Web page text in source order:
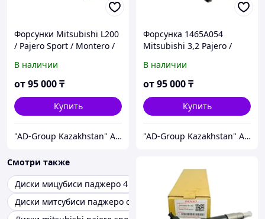
Форсунки Mitsubishi L200
/ Pajero Sport / Montero /
(оригинал/дубликат)
В наличии
от95 000₸
Купить
"AD-Group Kazakhstan" Автомобильные топливные системы. ТНВД, форсунки, бензонасосы, датчики, прочее.
Форсунка 1465A054
Mitsubishi 3,2 Pajero /
4M41 095000-5760 /
DCRI105760 / Triton
В наличии
от95 000₸
Купить
"AD-Group Kazakhstan" Автомобильные топливные системы. ТНВД, форсунки, бензонасосы, датчики, прочее.
Смотри также
Диски мицубиси паджеро 4
Диски митсубиси паджеро спорт 3